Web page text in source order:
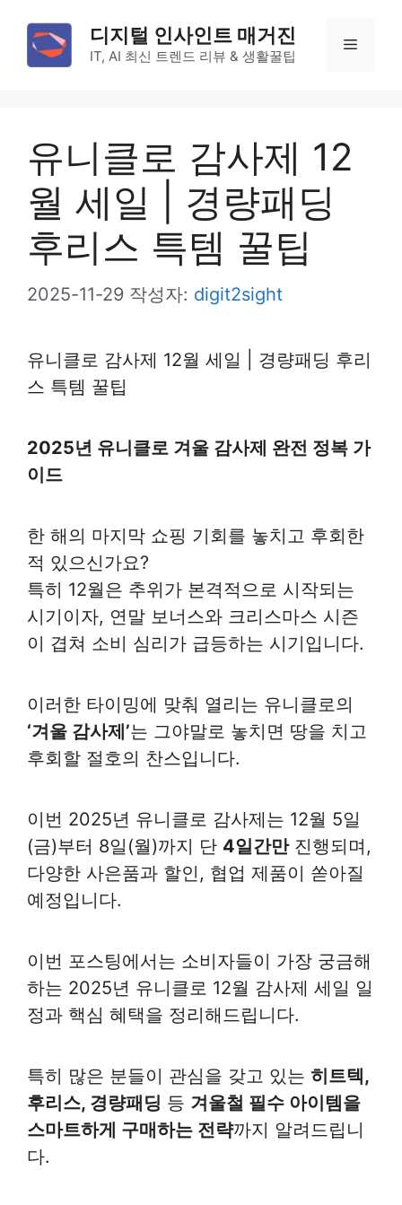
디지털 인사인트 매거진
IT, AI 최신 트렌드 리뷰 & 생활꿀팁
메
유니클로 감사제 12
월 세일 | 경량패딩
후리스 특템 꿀팁
2025-11-29 작성자: digit2sight
유니클로 감사제 12월 세일 | 경량패딩 후리
스 특템 꿀팁
2025년 유니클로 겨울 감사제 완전 정복 가
이드
한 해의 마지막 쇼핑 기회를 놓치고 후회한
적 있으신가요?
특히 12월은 추위가 본격적으로 시작되는
시기이자, 연말 보너스와 크리스마스 시즌
이 겹쳐 소비 심리가 급등하는 시기입니다.
이러한 타이밍에 맞춰 열리는 유니클로의
‘겨울 감사제’는 그야말로 놓치면 땅을 치고
후회할 절호의 찬스입니다.
이번 2025년 유니클로 감사제는 12월 5일
(금)부터 8일(월)까지 단 4일간만진행되며,
다양한 사은품과 할인, 협업 제품이 쏟아질
예정입니다.
이번 포스팅에서는 소비자들이 가장 궁금해
하는 2025년 유니클로 12월 감사제 세일 일
정과 핵심 혜택을 정리해드립니다.
특히 많은 분들이 관심을 갖고 있는 히트텍,
후리스, 경량패딩 등 겨울철 필수 아이템을
스마트하게 구매하는 전략까지 알려드립니
다.